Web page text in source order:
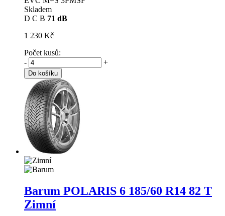
Skladem
D C B 71 dB
1 230 Kč
Počet kusů:
-
+
Do košíku
Barum POLARIS 6 185/60 R14 82 T
Zimní